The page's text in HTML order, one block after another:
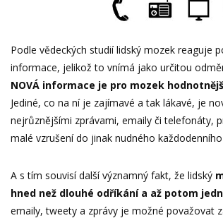
Podle vědeckých studií lidský mozek reaguje
informace, jelikož to vnímá jako určitou
NOVÁ informace je pro mozek
Jediné, co na ní je zajímavé a tak lákavé, je
nejrůznějšími zprávami, emaily či telefonáty,
malé vzrušení do jinak nudného
A s tím souvisí další významný fakt, že lidský
hned než dlouhé odříkání a až potom
emaily, tweety a zprávy je možné považovat